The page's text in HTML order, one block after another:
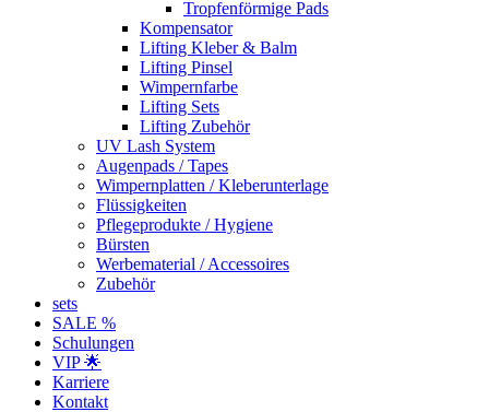
Tropfenförmige Pads
Kompensator
Lifting Kleber & Balm
Lifting Pinsel
Wimpernfarbe
Lifting Sets
Lifting Zubehör
UV Lash System
Augenpads / Tapes
Wimpernplatten / Kleberunterlage
Flüssigkeiten
Pflegeprodukte / Hygiene
Bürsten
Werbematerial / Accessoires
Zubehör
sets
SALE %
Schulungen
VIP 🌟
Karriere
Kontakt